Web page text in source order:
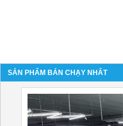
SẢN PHẨM BÁN CHẠY NHẤT